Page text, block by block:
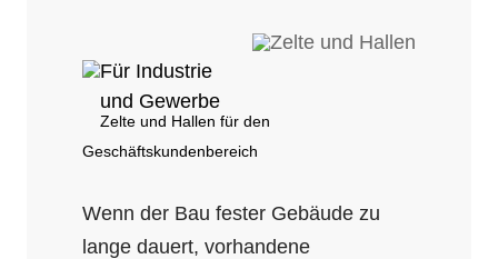
Für Industrie
und Gewerbe
Zelte und Hallen für den
Geschäftskundenbereich
Wenn der Bau fester Gebäude zu
lange dauert, vorhandene